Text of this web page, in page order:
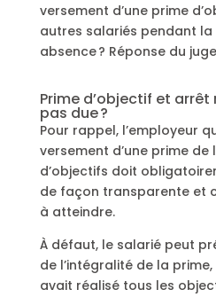
versement d’une prime
autres salariés pendant la
absence ? Réponse du
Prime d’objectif et arrêt
pas due ?
Pour rappel, l’employeur
versement d’une prime
d’objectifs doit
de façon transparente et
à atteindre.
À défaut, le salarié peut
de l’intégralité de la
avait réalisé tous les